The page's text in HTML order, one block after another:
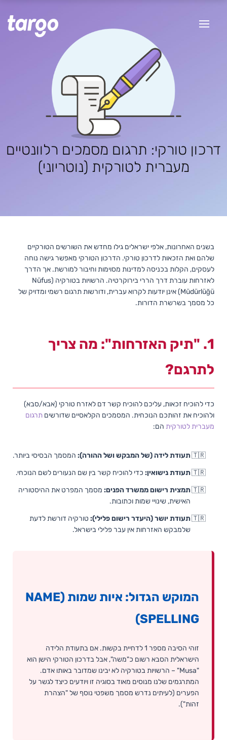
דרכון טורקי: תרגום מסמכים רלוונטיים
מעברית לטורקית (נוטריוני)
בשנים האחרונות, אלפי ישראלים גילו מחדש את השורשים הטורקיים
שלהם ואת הזכאות לדרכון טורקי. הדרכון הטורקי מאפשר גישה נוחה
לעסקים, הקלות בכניסה למדינות מסוימות וחיבור למורשת. אך הדרך
לאזרחות עוברת דרך הררי בירוקרטיה. הרשויות בטורקיה (Nüfus
Müdürlüğü) אינן יודעות לקרוא עברית, ודורשות תרגום רשמי ומדויק של
כל מסמך בשרשרת הדורות.
1. "תיק האזרחות": מה צריך
לתרגם?
כדי להוכיח זכאות, עליכם להוכיח קשר דם לאזרח טורקי (אבא/סבא)
ולהוכיח את זהותכם הנוכחית. המסמכים הקלאסיים שדורשים תרגום
מעברית לטורקית הם:
תעודת לידה (של המבקש ושל ההורה): המסמך הבסיסי ביותר.
תעודת נישואין: כדי להוכיח קשר בין שם הנעורים לשם הנוכחי.
תמצית רישום ממשרד הפנים: מסמך המפרט את ההיסטוריה
האישית, שינויי שמות וכתובות.
תעודת יושר (היעדר רישום פלילי): טורקיה דורשת לדעת
שלמבקש האזרחות אין עבר פלילי בישראל.
המוקש הגדול: איות שמות (NAME
SPELLING)
זוהי הסיבה מספר 1 לדחיית בקשות. אם בתעודת הלידה
הישראלית הסבא רשום כ"משה", אבל בדרכון הטורקי הישן הוא
"Musa" – הרשויות בטורקיה לא יבינו שמדובר באותו אדם.
המתרגמים שלנו מנוסים מאוד בסוגיה זו ויודעים כיצד לגשר על
הפערים (לעיתים נדרש מסמך משפטי נוסף של "הצהרת
זהות").